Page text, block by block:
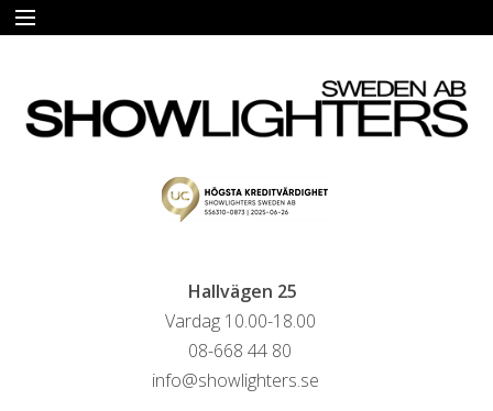
Hallvägen 25
Vardag 10.00-18.00
08-668 44 80
info@showlighters.se
HYRA
LIVESTREAMINGTJÄNSTER